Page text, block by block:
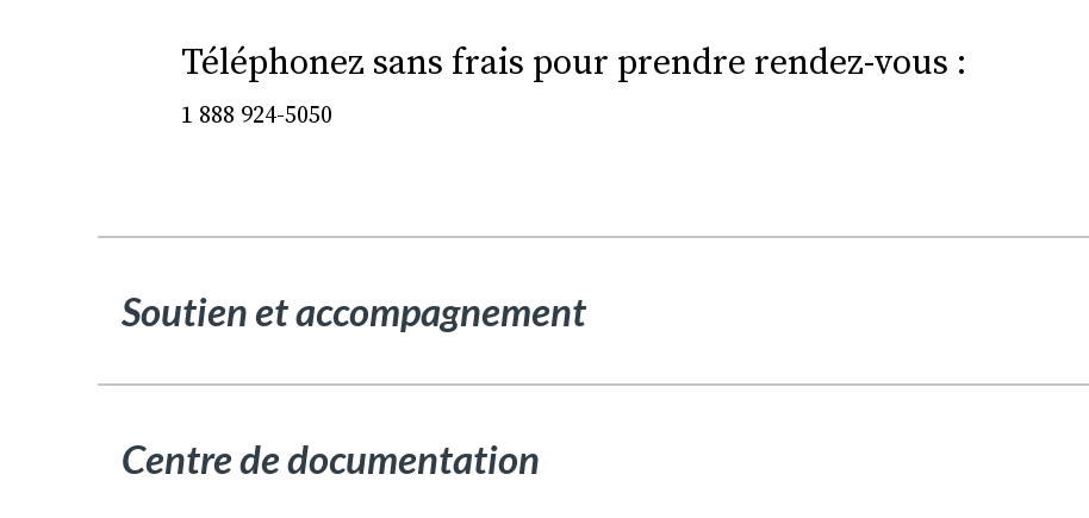
Téléphonez sans frais pour prendre rendez-vous :
1 888 924-5050
Soutien et accompagnement
Centre de documentation